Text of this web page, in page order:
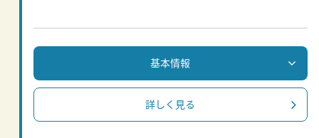
基本情報
詳しく見る